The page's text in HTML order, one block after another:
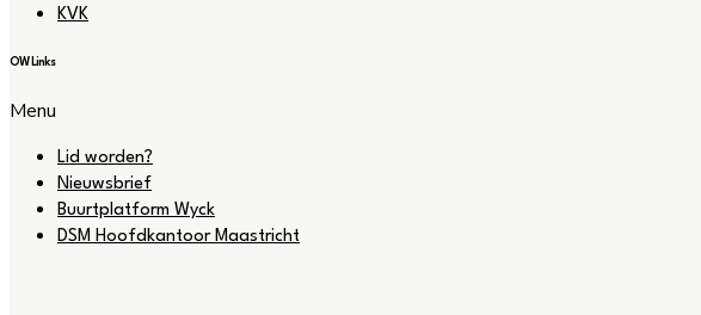
KVK
OW Links
Menu
Lid worden?
Nieuwsbrief
Buurtplatform Wyck
DSM Hoofdkantoor Maastricht